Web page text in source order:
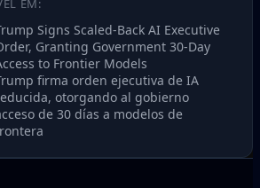
EM:
Signs Scaled‑Back AI Executive
Granting Government 30‑Day
to Frontier Models
firma orden ejecutiva de IA
otorgando al gobierno
de 30 días a modelos de